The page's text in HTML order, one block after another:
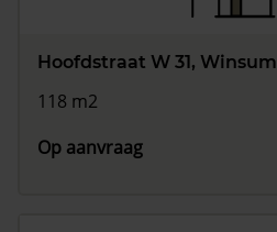
Hoofdstraat W 31, Winsum
118 m2
Op aanvraag